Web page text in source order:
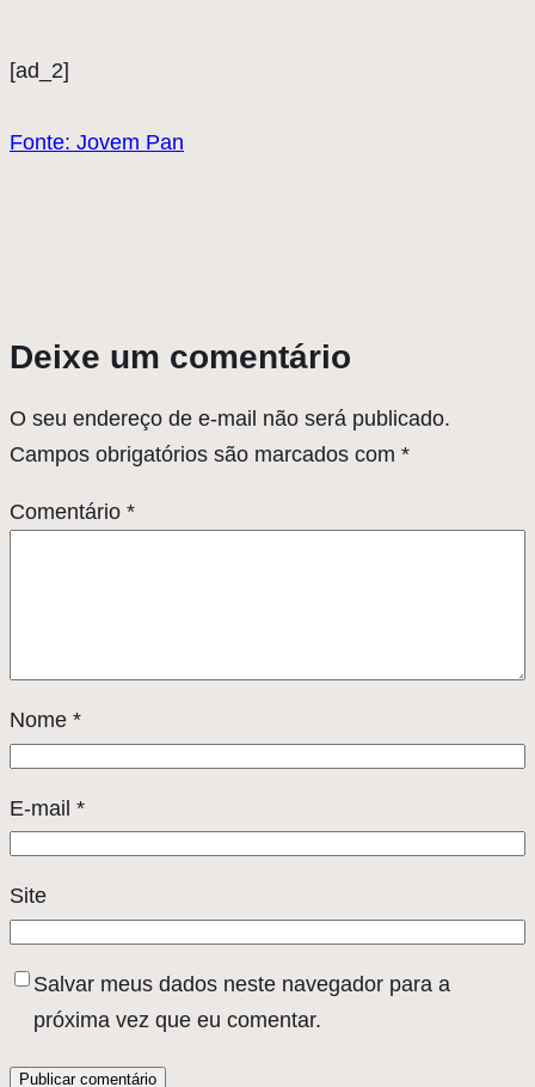
[ad_2]
Fonte: Jovem Pan
Deixe um comentário
O seu endereço de e-mail não será publicado.
Campos obrigatórios são marcados com *
Comentário *
Nome *
E-mail *
Site
Salvar meus dados neste navegador para a
próxima vez que eu comentar.